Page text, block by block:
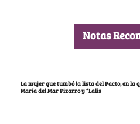
Notas
La mujer que tumbó la lista del Pacto, en la
María del Mar Pizarro y “Lalis